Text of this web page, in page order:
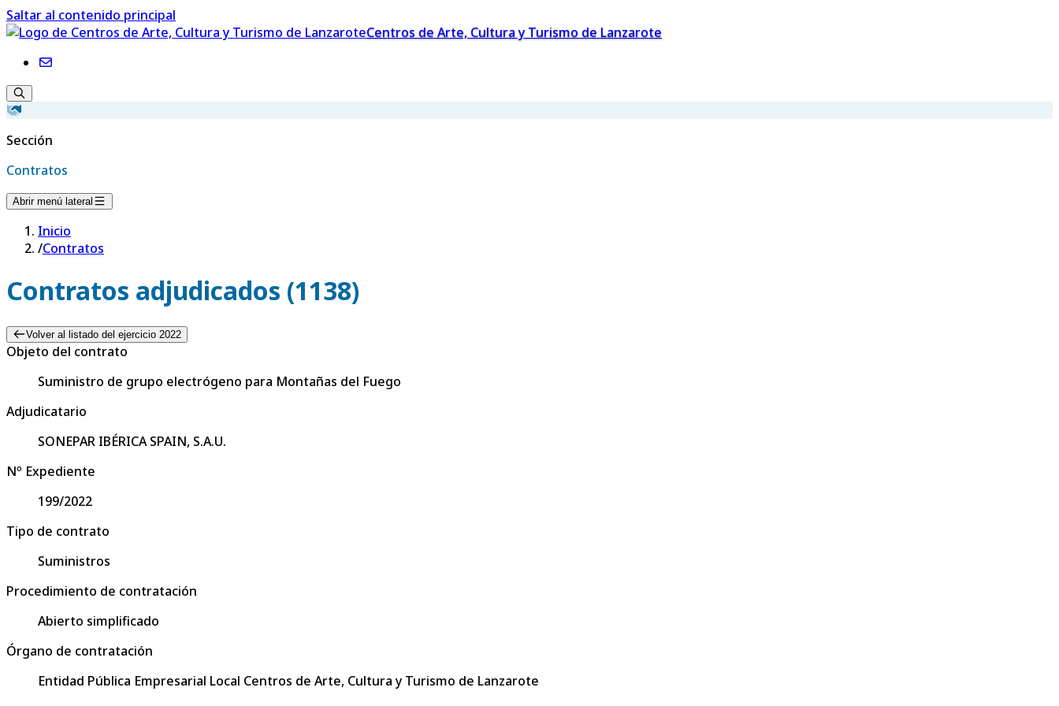
Saltar al contenido principal
Centros de Arte, Cultura y Turismo de Lanzarote
Sección
Contratos
Abrir menú lateral
Inicio
/Contratos
Contratos adjudicados (1138)
Volver al listado del ejercicio 2022
Objeto del contrato
Suministro de grupo electrógeno para Montañas del Fuego
Adjudicatario
SONEPAR IBÉRICA SPAIN, S.A.U.
Nº Expediente
199/2022
Tipo de contrato
Suministros
Procedimiento de contratación
Abierto simplificado
Órgano de contratación
Entidad Pública Empresarial Local Centros de Arte, Cultura y Turismo de Lanzarote